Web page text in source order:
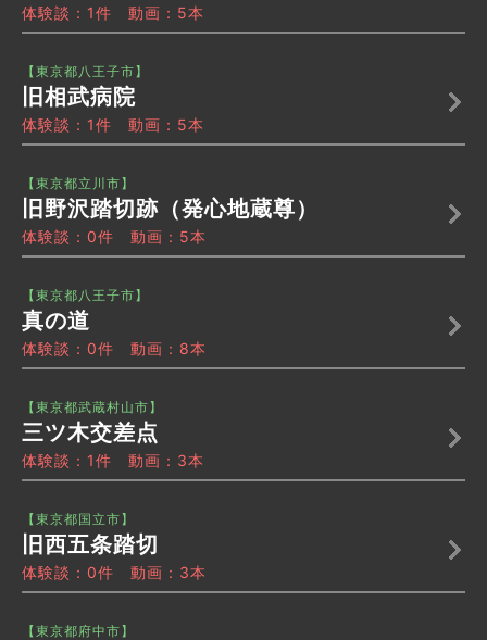
体験談：1件 動画：5本
【東京都八王子市】
旧相武病院
体験談：1件 動画：5本
【東京都立川市】
旧野沢踏切跡（発心地蔵尊）
体験談：0件 動画：5本
【東京都八王子市】
真の道
体験談：0件 動画：8本
【東京都武蔵村山市】
三ツ木交差点
体験談：1件 動画：3本
【東京都国立市】
旧西五条踏切
体験談：0件 動画：3本
【東京都府中市】